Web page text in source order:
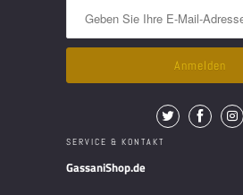
SERVICE & KONTAKT
GassaniShop.de